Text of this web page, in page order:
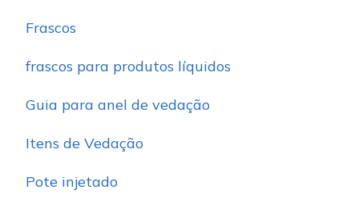
Frascos
frascos para produtos líquidos
Guia para anel de vedação
Itens de Vedação
Pote injetado